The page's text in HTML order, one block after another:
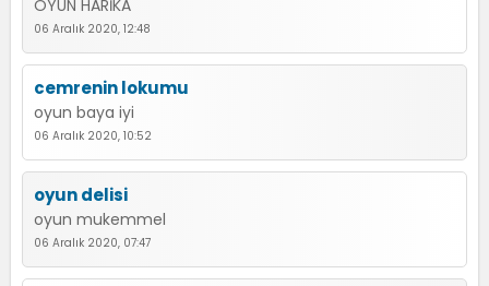
OYUN HARİKA
06 Aralık 2020, 12:48
cemrenin lokumu
oyun baya iyi
06 Aralık 2020, 10:52
oyun delisi
oyun mukemmel
06 Aralık 2020, 07:47